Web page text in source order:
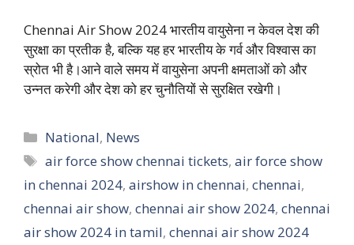
Chennai Air Show 2024 भारतीय वायुसेना न केवल देश की
सुरक्षा का प्रतीक है, बल्कि यह हर भारतीय के गर्व और विश्वास का
स्रोत भी है।आने वाले समय में वायुसेना अपनी क्षमताओं को और
उन्नत करेगी और देश को हर चुनौतियों से सुरक्षित रखेगी।
Categories
National, News
Tags
air force show chennai tickets,air force show
in chennai 2024, airshow in chennai, chennai,
chennai air show, chennai air show 2024, chennai
air show 2024 in tamil, chennai air show 2024